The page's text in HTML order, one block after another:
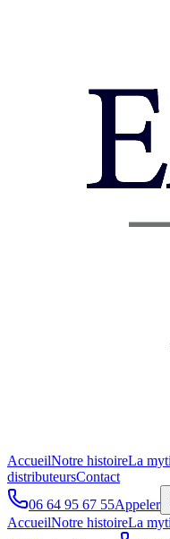
AccueilNotre histoireLa
distributeursContact
06 64 95 67 55Appeler
AccueilNotre histoireLa